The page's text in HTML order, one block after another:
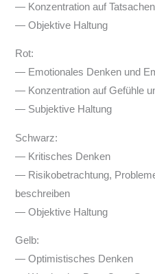
— Konzentration auf Tatsachen
— Objektive Haltung
Rot:
— Emotionales Denken und
— Konzentration auf Gefühle
— Subjektive Haltung
Schwarz:
— Kritisches Denken
— Risikobetrachtung,
beschreiben
— Objektive Haltung
Gelb:
— Optimistisches Denken